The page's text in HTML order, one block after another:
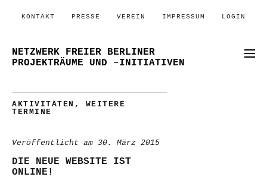
KONTAKT PRESSE VEREIN IMPRESSUM LOGIN
NETZWERK FREIER BERLINER
PROJEKTRÄUME UND –INITIATIVEN
AKTIVITÄTEN , WEITERE
TERMINE
Veröffentlicht am 30. März 2015
DIE NEUE WEBSITE IST
ONLINE!